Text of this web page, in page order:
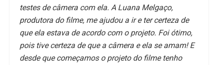
testes de câmera com ela. A Luana Melgaço,
produtora do filme, me ajudou a ir e ter certeza de
que ela estava de acordo com o projeto. Foi ótimo,
pois tive certeza de que a câmera e ela se amam! E
desde que começamos o projeto do filme tenho